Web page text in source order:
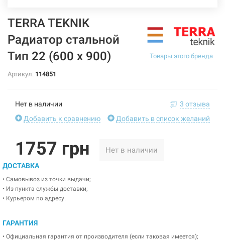
TERRA TEKNIK
Радиатор стальной
Тип 22 (600 x 900)
Товары этого бренда
Артикул: 114851
Нет в наличии
3 отзыва
Добавить к сравнению
Добавить в список желаний
1757 грн Нет в наличии
ДОСТАВКА
• Самовывоз из точки выдачи;
• Из пункта службы доставки;
• Курьером по адресу.
ГАРАНТИЯ
• Официальная гарантия от производителя (если таковая имеется);